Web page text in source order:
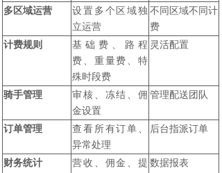
多区域运营
设置多个区域独
立运营
不同区域不同计
费
计费规则
基础费、路程
费、重量费、特
殊时段费
灵活配置
骑手管理
审核、冻结、佣
金设置
管理配送团队
订单管理
查看所有订单、
异常处理
后台指派订单
财务统计
营收、佣金、提 数据报表